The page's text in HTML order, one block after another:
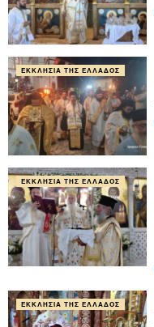
ΕΚΚΛΗΣΊΑ ΤΗΣ ΕΛΛΆΔΟΣ
ΕΚΚΛΗΣΊΑ ΤΗΣ ΕΛΛΆΔΟΣ
ΕΚΚΛΗΣΊΑ ΤΗΣ ΕΛΛΆΔΟΣ